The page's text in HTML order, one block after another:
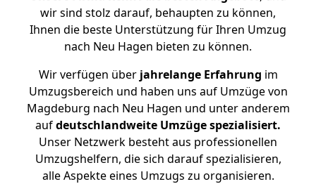
wir sind stolz darauf, behaupten zu können,
Ihnen die beste Unterstützung für Ihren Umzug
nach Neu Hagen bieten zu können.
Wir verfügen überjahrelange Erfahrung im
Umzugsbereich und haben uns auf Umzüge von
Magdeburg nach Neu Hagen und unter anderem
aufdeutschlandweite Umzüge spezialisiert.
Unser Netzwerk besteht aus professionellen
Umzugshelfern, die sich darauf spezialisieren,
alle Aspekte eines Umzugs zu organisieren.